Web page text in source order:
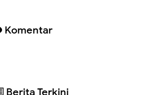
Komentar
Berita Terkini